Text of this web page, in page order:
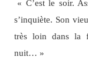
« C’est le soir.
s’inquiète. Son
très loin dans la
nuit… »